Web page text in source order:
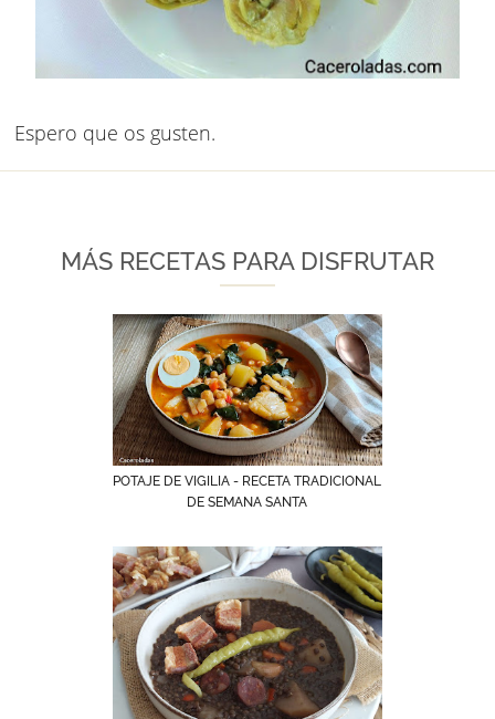
Espero que os gusten.
MÁS RECETAS PARA DISFRUTAR
POTAJE DE VIGILIA - RECETA TRADICIONAL
DE SEMANA SANTA